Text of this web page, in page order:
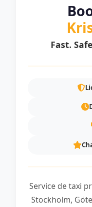
Fast.
Service de taxi
Stockholm,